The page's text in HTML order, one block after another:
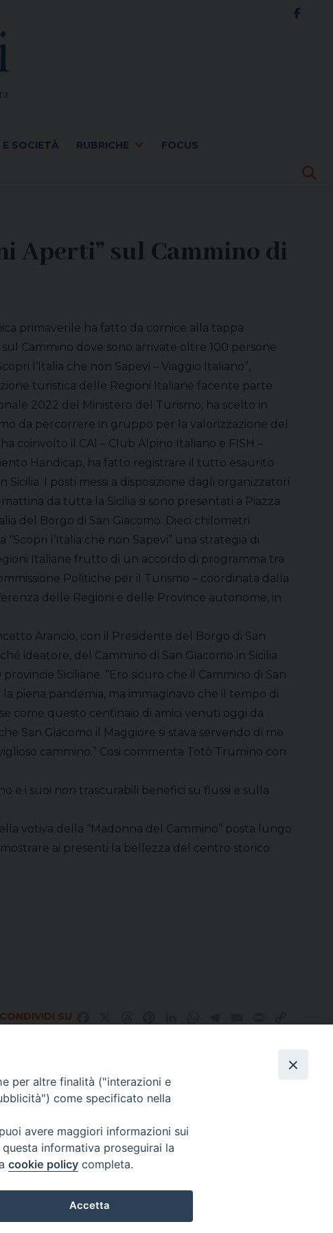
SOCIETÀ RUBRICHE FOCUS
Aperti” sul Cammino di
primaverile ha fatto da cornice alla tappa
sul Cammino dove sono arrivate oltre 100 persone
l’Italia che non Sapevi – Viaggio Italiano”,
turistica delle Regioni Italiane facente parte
2022 del Ministero del Turismo, ha scelto in
da percorrere in gruppo per la valorizzazione del
coinvolto il CAI – Club Alpino Italiano e FISH –
Handicap, ha fatto registrare il tutto esaurito
Sicilia. I posti messi a disposizione dagli organizzatori
da tutta la Sicilia si sono presentati a Piazza
del Borgo di San Giacomo. Dieci chilometri
“Scopri l’Italia che non Sapevi” una strategia di
Italiane frutto di un accordo di programma tra
Politiche per il Turismo – coordinata dalla
delle Regioni e delle Province autonome, in
Arancio, con il Presidente del Borgo di San
ideatore, del Cammino di San Giacomo in Sicilia
Siciliane. “Ero sicuro che il Cammino di San
piena pandemia, ma immaginavo che il tempo di
come questo centinaio di amici venuti oggi da
San Giacomo il Maggiore si stava servendo di me
cammino.” Cosi commenta Totò Trumino con
e i suoi non trascurabili benefici su flussi e sulla
votiva della “Madonna del Cammino” posta lungo
ai presenti la bellezza del centro storico
CONDIVIDI SU
Direttore Responsabile Giuseppe Rabita
Direttore Amministrativo Salvatore Bruno
Via Cammarata, 21 – Piazza Armerina
Autorizzazione Tribunale di Enna n. 113 del 24/2/2007
per altre finalità ("interazioni e
come specificato nella
avere maggiori informazioni sui
informativa proseguirai la
cookie policy completa.
Accetta